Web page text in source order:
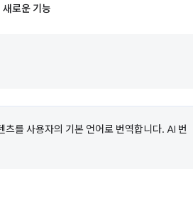
로운 기능
를 사용자의 기본 언어로 번역합니다. AI 번